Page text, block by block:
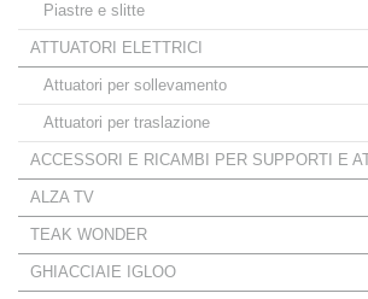
Piastre e slitte
ATTUATORI ELETTRICI
Attuatori per sollevamento
Attuatori per traslazione
ACCESSORI E RICAMBI PER SUPPORTI E
ALZA TV
TEAK WONDER
GHIACCIAIE IGLOO